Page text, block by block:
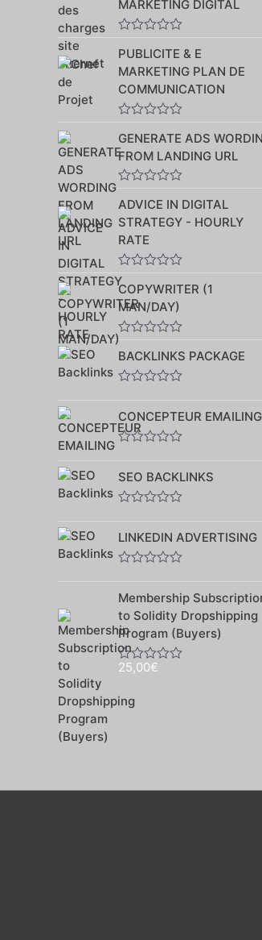
MARKETING DIGITAL
0
sur
5
PUBLICITE & E
MARKETING PLAN DE
COMMUNICATION
0
sur
5
GENERATE ADS
FROM LANDING URL
0
sur
5
ADVICE IN DIGITAL
STRATEGY - HOURLY
RATE
Note
0
sur
5
COPYWRITER (1
MAN/DAY)
0
sur
5
BACKLINKS PACKAGE
sur
5
CONCEPTEUR EMAILING
sur
5
SEO BACKLINKS
sur
5
LINKEDIN ADVERTISING
sur
5
Membership
to Solidity Dropshipping
Program (Buyers)
Note
sur
5
25,00€